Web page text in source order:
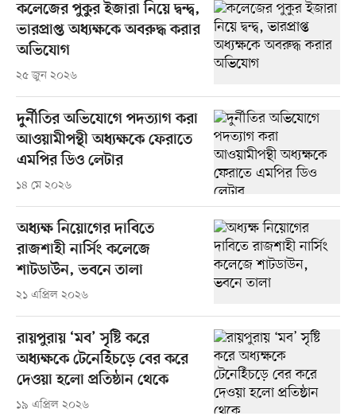
কলেজের পুকুর ইজারা নিয়ে দ্বন্দ্ব,
ভারপ্রাপ্ত অধ্যক্ষকে অবরুদ্ধ করার
অভিযোগ
২৫ জুন ২০২৬
দুর্নীতির অভিযোগে পদত্যাগ করা
আওয়ামীপন্থী অধ্যক্ষকে ফেরাতে
এমপির ডিও লেটার
১৪ মে ২০২৬
অধ্যক্ষ নিয়োগের দাবিতে
রাজশাহী নার্সিং কলেজে
শাটডাউন, ভবনে তালা
২১ এপ্রিল ২০২৬
রায়পুরায় ‘মব’ সৃষ্টি করে
অধ্যক্ষকে টেনেহিঁচড়ে বের করে
দেওয়া হলো প্রতিষ্ঠান থেকে
১৯ এপ্রিল ২০২৬